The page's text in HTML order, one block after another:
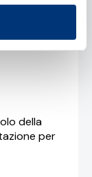
della
per